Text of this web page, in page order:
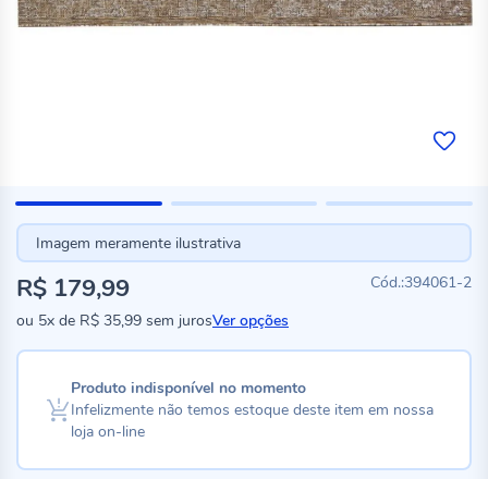
Imagem meramente ilustrativa
394061-2
R$ 179,99
ou 5x de R$ 35,99 sem jurosVer opções
Produto indisponível no momento
Infelizmente não temos estoque deste item em nossa
loja on-line